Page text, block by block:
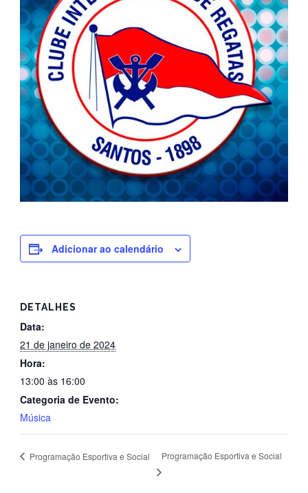
Adicionar ao calendário
DETALHES
Data:
21 de janeiro de 2024
Hora:
13:00 às 16:00
Categoria de Evento:
Música
Programação Esportiva e Social Programação Esportiva e Social